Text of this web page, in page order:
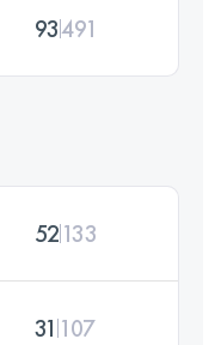
93491
52133
31 107